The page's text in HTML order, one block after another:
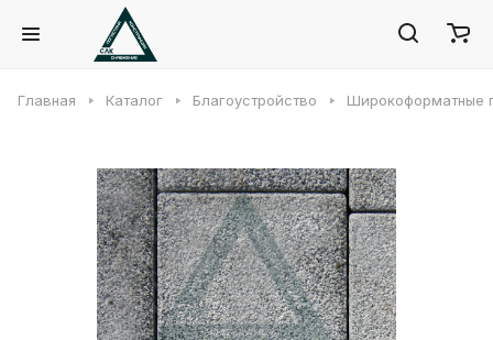
Главная Каталог Благоустройство Широкоформатные